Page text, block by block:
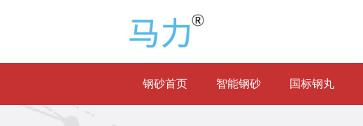
钢砂首页 智能钢砂 国标钢丸